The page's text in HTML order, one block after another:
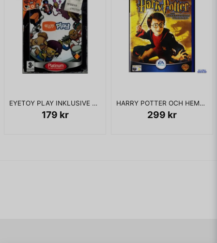
EYETOY PLAY INKLUSIVE KAMERA PS2
179 kr
HARRY POTTER OCH HEMLIGHETERNAS KAMMARE PS2
299 kr